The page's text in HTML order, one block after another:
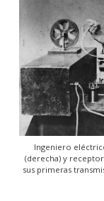
Ingeniero
(derecha) y
sus primeras